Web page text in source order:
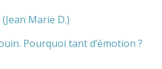
Marie D.)
Pourquoi tant d’émotion ?